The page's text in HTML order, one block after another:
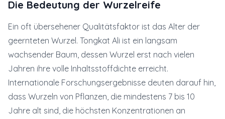
Die Bedeutung der Wurzelreife
Ein oft übersehener Qualitätsfaktor ist das Alter der
geernteten Wurzel. Tongkat Ali ist ein langsam
wachsender Baum, dessen Wurzel erst nach vielen
Jahren ihre volle Inhaltsstoffdichte erreicht.
Internationale Forschungsergebnisse deuten darauf hin,
dass Wurzeln von Pflanzen, die mindestens 7 bis 10
Jahre alt sind, die höchsten Konzentrationen an